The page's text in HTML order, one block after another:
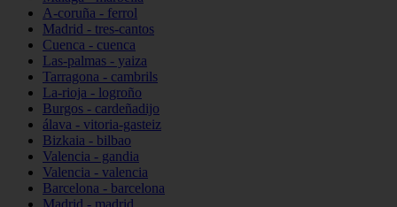
A-coruña - ferrol
Madrid - tres-cantos
Cuenca - cuenca
Las-palmas - yaiza
Tarragona - cambrils
La-rioja - logroño
Burgos - cardeñadijo
álava - vitoria-gasteiz
Bizkaia - bilbao
Valencia - gandia
Valencia - valencia
Barcelona - barcelona
Madrid - madrid